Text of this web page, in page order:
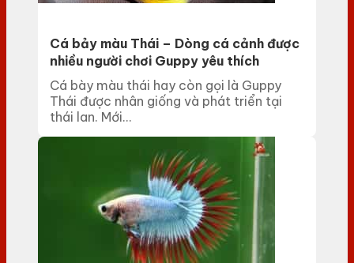
Cá bảy màu Thái – Dòng cá cảnh được
nhiều người chơi Guppy yêu thích
Cá bày màu thái hay còn gọi là Guppy
Thái được nhân giống và phát triển tại
thái lan. Mới...